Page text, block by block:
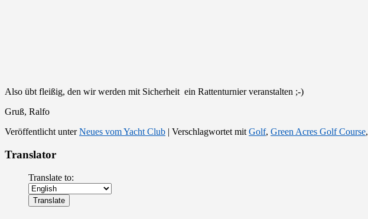
Also übt fleißig, den wir werden mit Sicherheit ein Rattenturnier veranstalten ;-)
Gruß, Ralfo
Veröffentlicht unter Neues vom Yacht Club | Verschlagwortet mit Golf, Green Acres Golf Course,
Translator
Translate to: